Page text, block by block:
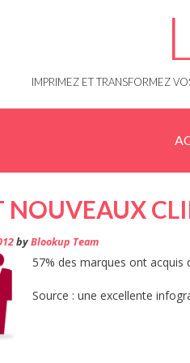
IMPRIMEZ ET TRANSFORMEZ
NOUVEAUX
byBlookup Team
57% des marques ont acquis
Source : une excellente